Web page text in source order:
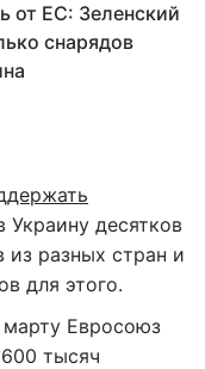
от ЕС: Зеленский
снарядов
Украину десятков
из разных стран и
для этого.
марту Евросоюз
тысяч